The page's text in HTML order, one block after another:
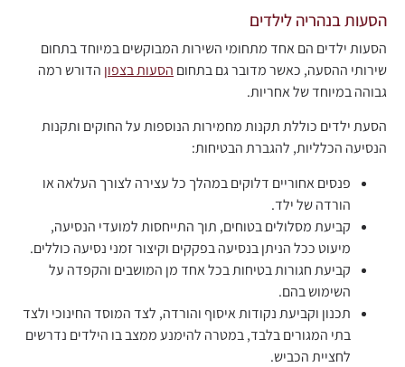
הסעות בנהריה לילדים
הסעות ילדים הם אחד מתחומי השירות המבוקשים במיוחד בתחום
שירותי ההסעה, כאשר מדובר גם בתחום הסעות בצפון הדורש רמה
גבוהה במיוחד של אחריות.
הסעת ילדים כוללת תקנות מחמירות הנוספות על החוקים ותקנות
הנסיעה הכלליות, להגברת הבטיחות:
פנסים אחוריים דלוקים במהלך כל עצירה לצורך העלאה או
הורדה של ילד.
קביעת מסלולים בטוחים, תוך התייחסות למועדי הנסיעה,
מיעוט ככל הניתן בנסיעה בפקקים וקיצור זמני נסיעה כוללים.
קביעת חגורות בטיחות בכל אחד מן המושבים והקפדה על
השימוש בהם.
תכנון וקביעת נקודות איסוף והורדה, לצד המוסד החינוכי ולצד
בתי המגורים בלבד, במטרה להימנע ממצב בו הילדים נדרשים
לחציית הכביש.